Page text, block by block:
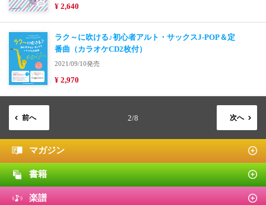
¥ 2,640
ラク～に吹ける♪初心者アルト・サックスJ-POP＆定
番曲（カラオケCD2枚付）
2021/09/10発売
¥ 2,970
前へ 2/8 次へ
マガジン
書籍
楽譜